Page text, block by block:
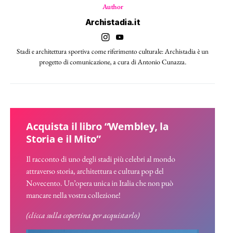
Author
Archistadia.it
Stadi e architettura sportiva come riferimento culturale: Archistadia è un
progetto di comunicazione, a cura di Antonio Cunazza.
Acquista il libro “Wembley, la
Storia e il Mito”
Il racconto di uno degli stadi più celebri al mondo
attraverso storia, architettura e cultura pop del
Novecento. Un’opera unica in Italia che non può
mancare nella vostra collezione!
(clicca sulla copertina per acquistarlo)